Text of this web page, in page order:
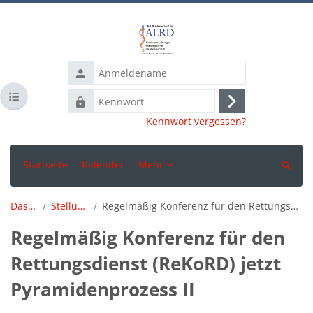
Anmeldename
Kennwort
Anmelden
Kennwort vergessen?
Startseite Kalender Mehr
Suchen
Kursindex öffnen
Dashboard Stellungnahmen Regelmäßig Konferenz für den Rettungsdienst (ReKoRD) jetzt Pyramidenprozess II
Regelmäßig Konferenz für den
Rettungsdienst (ReKoRD) jetzt
Pyramidenprozess II